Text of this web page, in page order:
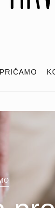
PRIČAMO